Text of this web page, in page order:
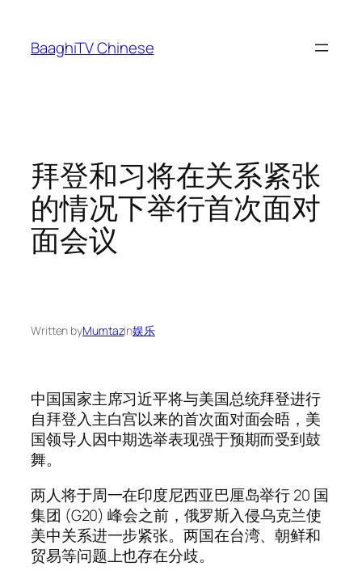
content
BaaghiTV Chinese
拜登和习将在关系紧张
的情况下举行首次面对
面会议
Written byMumtazin娱乐
中国国家主席习近平将与美国总统拜登进行
自拜登入主白宫以来的首次面对面会晤，美
国领导人因中期选举表现强于预期而受到鼓
舞。
两人将于周一在印度尼西亚巴厘岛举行 20 国
集团 (G20) 峰会之前，俄罗斯入侵乌克兰使
美中关系进一步紧张。两国在台湾、朝鲜和
贸易等问题上也存在分歧。